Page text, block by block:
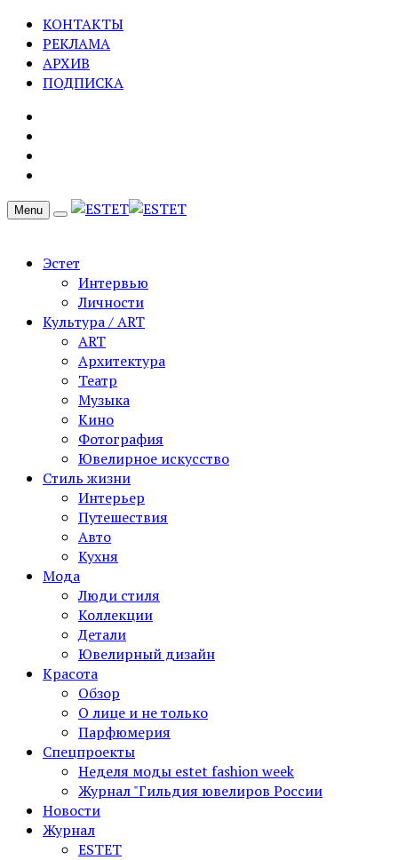
КОНТАКТЫ
РЕКЛАМА
АРХИВ
ПОДПИСКА
Menu
Эстет
Интервью
Личности
Культура / ART
ART
Архитектура
Театр
Музыка
Кино
Фотография
Ювелирное искусство
Стиль жизни
Интерьер
Путешествия
Авто
Кухня
Мода
Люди стиля
Коллекции
Детали
Ювелирный дизайн
Красота
Обзор
О лице и не только
Парфюмерия
Спецпроекты
Неделя моды estet fashion week
Журнал "Гильдия ювелиров России
Новости
Журнал
ESTET